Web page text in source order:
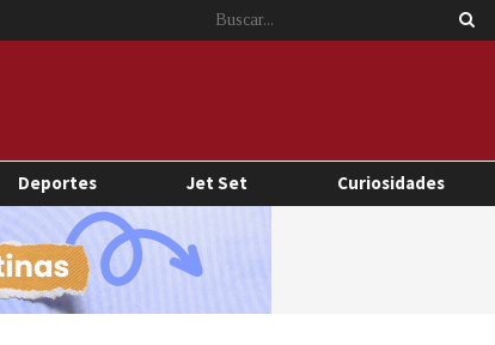
Deportes Jet Set Curiosidades